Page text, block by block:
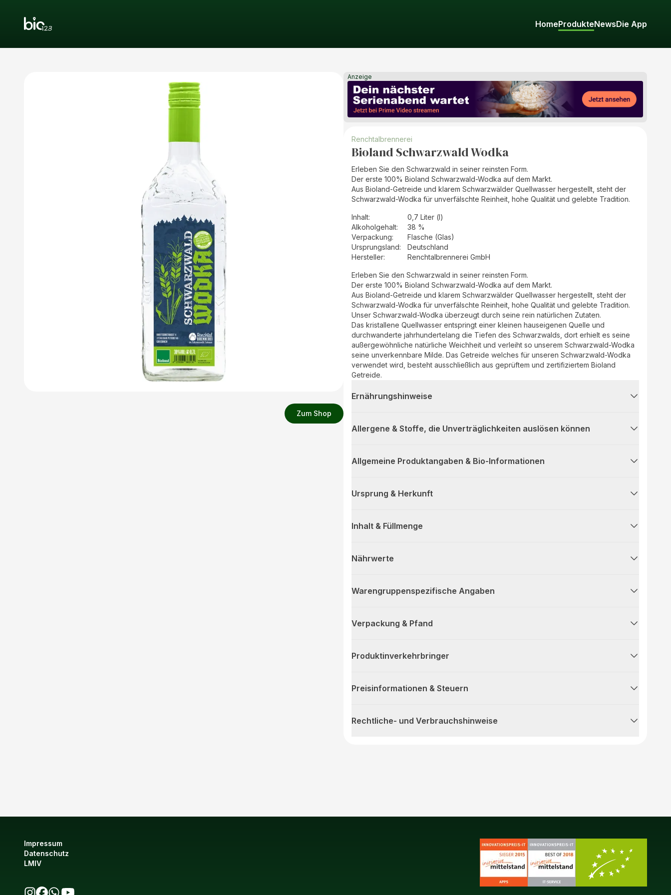
HomeProdukteNewsDie App
Zum Shop
Anzeige
Renchtalbrennerei
Bioland Schwarzwald Wodka
Erleben Sie den Schwarzwald in seiner reinsten Form.
Der erste 100% Bioland Schwarzwald-Wodka auf dem Markt.
Aus Bioland-Getreide und klarem Schwarzwälder Quellwasser hergestellt, steht der
Schwarzwald-Wodka für unverfälschte Reinheit, hohe Qualität und gelebte Tradition.
Inhalt:
0,7 Liter (l)
Alkoholgehalt:
38 %
Verpackung:
Flasche (Glas)
Ursprungsland:
Deutschland
Hersteller: Renchtalbrennerei GmbH
Erleben Sie den Schwarzwald in seiner reinsten Form.
Der erste 100% Bioland Schwarzwald-Wodka auf dem Markt.
Aus Bioland-Getreide und klarem Schwarzwälder Quellwasser hergestellt, steht der
Schwarzwald-Wodka für unverfälschte Reinheit, hohe Qualität und gelebte Tradition.
Unser Schwarzwald-Wodka überzeugt durch seine rein natürlichen Zutaten.
Das kristallene Quellwasser entspringt einer kleinen hauseigenen Quelle und
durchwanderte jahrhundertelang die Tiefen des Schwarzwalds, dort erhielt es seine
außergewöhnliche natürliche Weichheit und verleiht so unserem Schwarzwald-Wodka
seine unverkennbare Milde. Das Getreide welches für unseren Schwarzwald-Wodka
verwendet wird, besteht ausschließlich aus geprüftem und zertifiziertem Bioland
Getreide.
Ernährungshinweise
Allergene & Stoffe, die Unverträglichkeiten auslösen können
Allgemeine Produktangaben & Bio-Informationen
Ursprung & Herkunft
Inhalt & Füllmenge
Nährwerte
Warengruppenspezifische Angaben
Verpackung & Pfand
Produktinverkehrbringer
Preisinformationen & Steuern
Rechtliche- und Verbrauchshinweise
Impressum
Datenschutz
LMIV